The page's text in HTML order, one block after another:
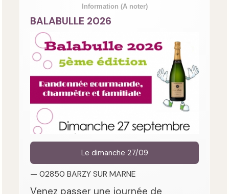
Information (A noter)
BALABULLE 2026
Le dimanche 27/09
— 02850 BARZY SUR MARNE
Venez passer une journée de